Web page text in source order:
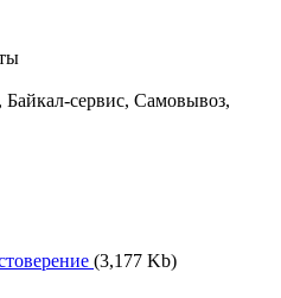
сервис, Самовывоз,
(3,177 Kb)